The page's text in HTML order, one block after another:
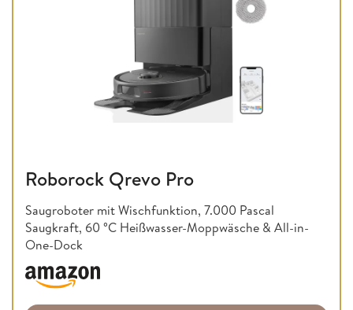
Roborock Qrevo Pro
Saugroboter mit Wischfunktion, 7.000 Pascal
Saugkraft, 60 °C Heißwasser-Moppwäsche & All-in-
One-Dock